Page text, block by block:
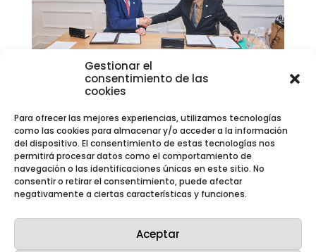
Gestionar el
consentimiento de las
cookies
Para ofrecer las mejores experiencias, utilizamos tecnologías
como las cookies para almacenar y/o acceder a la información
del dispositivo. El consentimiento de estas tecnologías nos
permitirá procesar datos como el comportamiento de
navegación o las identificaciones únicas en este sitio. No
consentir o retirar el consentimiento, puede afectar
negativamente a ciertas características y funciones.
Aceptar
Westinghouse y Enusa celebran 50 años de
exitosa colaboración con un nuevo
acuerdo tecnológico
Mar 13, 2025|Notas de prensa,
Noticias
Enusa celebraron ayer el 50 aniversario
de su sólida colaboración
acompañados de clientes y otros